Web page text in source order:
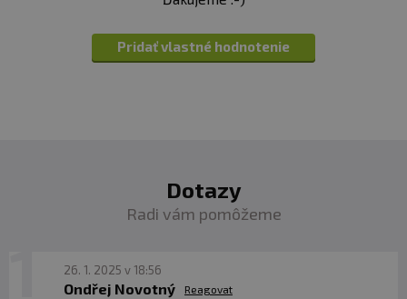
Pridať vlastné hodnotenie
Dotazy
Radi vám pomôžeme
26. 1. 2025 v 18:56
Ondřej Novotný Reagovat